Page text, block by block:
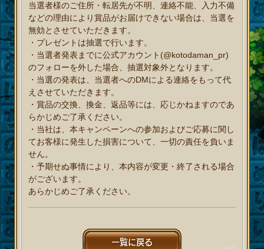
当選者様のご住所・転居先が不明、連絡不能、入力不備
などの理由により賞品がお届けできない場合は、当選を
無効とさせていただきます。
・プレゼントは抽選で行います。
・当選者発表までに公式アカウント(@kotodaman_pr)
のフォローを外した場合、抽選対象外となります。
・当選の発表は、当選者へのDMによる連絡をもって代
えさせていただきます。
・賞品の交換、換金、返品等には、応じかねますのであ
らかじめご了承ください。
・当社は、本キャンペーンへの参加およびご応募に関し
てお客様に発生した損害について、一切の責任を負いま
せん。
・予期せぬ事情により、本内容が変更・終了される場合
がございます。
あらかじめご了承ください。
一覧に戻る